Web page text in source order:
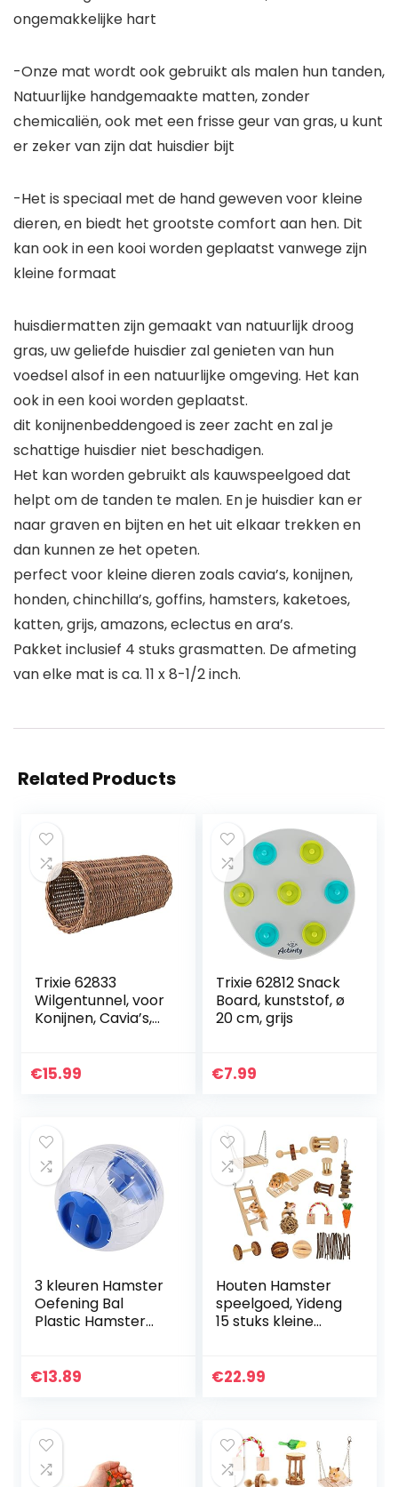
ongemakkelijke hart
-Onze mat wordt ook gebruikt als malen hun tanden,
Natuurlijke handgemaakte matten, zonder
chemicaliën, ook met een frisse geur van gras, u kunt
er zeker van zijn dat huisdier bijt
-Het is speciaal met de hand geweven voor kleine
dieren, en biedt het grootste comfort aan hen. Dit
kan ook in een kooi worden geplaatst vanwege zijn
kleine formaat
huisdiermatten zijn gemaakt van natuurlijk droog
gras, uw geliefde huisdier zal genieten van hun
voedsel alsof in een natuurlijke omgeving. Het kan
ook in een kooi worden geplaatst.
dit konijnenbeddengoed is zeer zacht en zal je
schattige huisdier niet beschadigen.
Het kan worden gebruikt als kauwspeelgoed dat
helpt om de tanden te malen. En je huisdier kan er
naar graven en bijten en het uit elkaar trekken en
dan kunnen ze het opeten.
perfect voor kleine dieren zoals cavia’s, konijnen,
honden, chinchilla’s, goffins, hamsters, kaketoes,
katten, grijs, amazons, eclectus en ara’s.
Pakket inclusief 4 stuks grasmatten. De afmeting
van elke mat is ca. 11 x 8-1/2 inch.
Related Products
Trixie 62833
Wilgentunnel, voor
Konijnen, Cavia’s,
€15.99
Trixie 62812 Snack
Board, kunststof, ø
20 cm, grijs
€7.99
3 kleuren Hamster
Oefening Bal
Plastic Hamster
Oefening Wielen
€13.89
Houten Hamster
speelgoed, Yideng
15 stuks kleine
huisdier hamster
€22.99